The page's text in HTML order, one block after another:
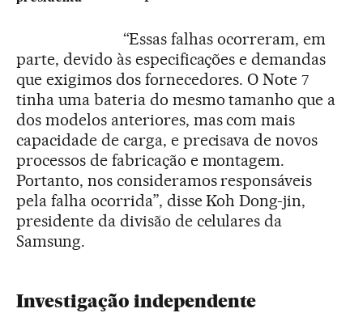
“Essas falhas ocorreram, em
parte, devido às especificações e demandas
que exigimos dos fornecedores. O Note 7
tinha uma bateria do mesmo tamanho que a
dos modelos anteriores, mas com mais
capacidade de carga, e precisava de novos
processos de fabricação e montagem.
Portanto, nos consideramos responsáveis
pela falha ocorrida”, disse Koh Dong-jin,
presidente da divisão de celulares da
Samsung.
Investigação independente